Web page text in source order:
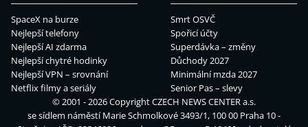
SpaceX na burze
Nejlepší telefony
Nejlepší AI zdarma
Nejlepší chytré hodinky
Nejlepší VPN – srovnání
Netflix filmy a seriály
Smrt OSVČ
Spořicí účty
Superdávka – změny
Důchody 2027
Minimální mzda 2027
Senior Pas – slevy
© 2001 - 2026 CopyrightCZECH NEWS CENTER a.s.
se sídlem náměstí Marie Schmolkové 3493/1, 100 00 Praha 10 -